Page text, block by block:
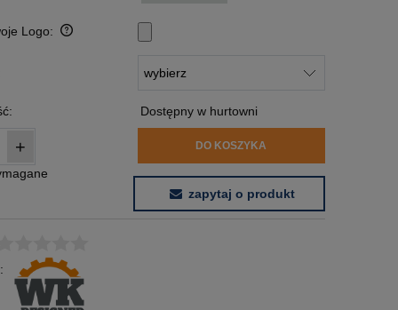
Logo:
Dostępny w hurtowni
+ DO KOSZYKA
zapytaj o produkt